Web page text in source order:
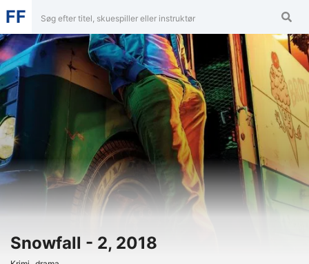
FF
Snowfall - 2, 2018